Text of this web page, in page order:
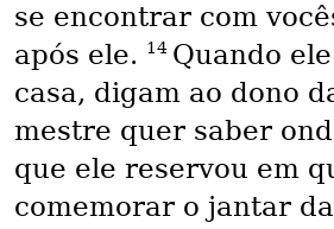
se encontrar com
após ele. 14 Quando
casa, digam ao dono
mestre quer saber
que ele reservou em
comemorar o jantar